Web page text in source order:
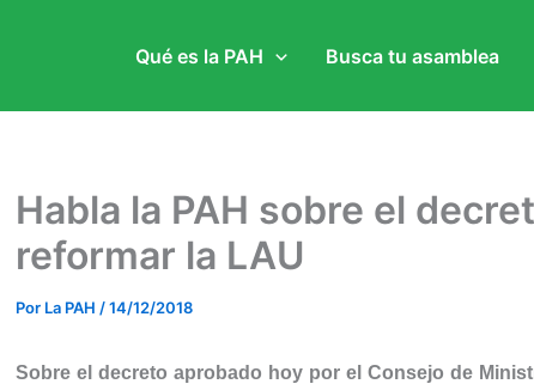
Qué es la PAH Busca tu asamblea
Habla la PAH sobre el
reformar la LAU
Por La PAH /14/12/2018
Sobre el decreto aprobado hoy por el Consejo de